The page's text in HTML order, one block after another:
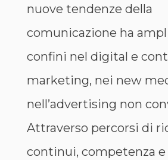
nuove tendenze della
comunicazione ha
confini nel digital e
marketing, nei new
nell’advertising non
Attraverso percorsi di
continui, competenza